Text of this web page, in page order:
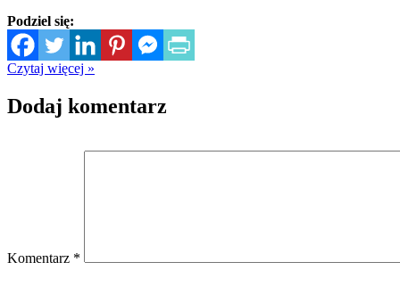
Podziel się:
Czytaj więcej »
Dodaj komentarz
Komentarz *